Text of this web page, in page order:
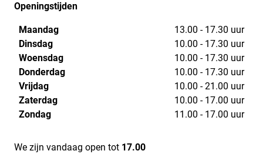
Openingstijden
Maandag
13.00 - 17.30 uur
Dinsdag
10.00 - 17.30 uur
Woensdag
10.00 - 17.30 uur
Donderdag
10.00 - 17.30 uur
Vrijdag
10.00 - 21.00 uur
Zaterdag
10.00 - 17.00 uur
Zondag
11.00 - 17.00 uur
We zijn vandaag open tot 17.00